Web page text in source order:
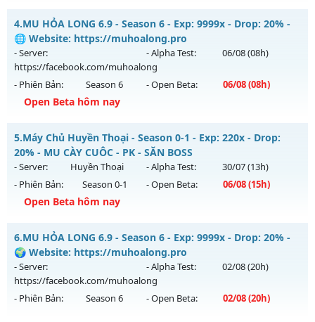
Antihack: PRO
MU HỎA LONG 6.9 - 🌍 Website: https://muhoalong.pro
Mu mới ra tháng 08 2026 - Mở máy chủ
https://facebook.com/muhoalongvào 13h ngày
05/08/2626
Exp: 9999x - Drop: 20%
Kiểu reset: Non Reset
Antihack: XShield
4.MU HỎA LONG 6.9 - Season 6 - Exp: 9999x - Drop: 20% -
🌐 Website: https://muhoalong.pro
- Server:
https://facebook.com/muhoalong
- Alpha Test: 06/08(08h)
- Phiên Bản: Season 6 - Open Beta: 06/08(08h)
Open Beta hôm nay
MU HỎA LONG 6.9 - 🌐 Website: https://muhoalong.pro
Mu mới ra tháng 08 2026 - Mở máy chủ
https://facebook.com/muhoalongvào 08h ngày
06/08/2626
Exp: 9999x - Drop: 20%
Thể loại: Mu Nguyên bản Webzen
Antihack: XShield
5.Máy Chủ Huyền Thoại - Season 0-1 - Exp: 220x - Drop:
20% - MU CÀY CUÔC - PK - SĂN BOSS
- Server: Huyền Thoại - Alpha Test: 30/07(13h)
- Phiên Bản:
Season 0-1 - Open Beta: 06/08(15h)
Open Beta hôm nay
Máy Chủ Huyền Thoại - MU CÀY CUÔC - PK - SĂN BOSS
Mu mới ra tháng 08 2026 - Mở máy chủ
15h ngày 06/08/2626
Exp: 220x - Drop: 20%
6.MU HỎA LONG 6.9 - Season 6 - Exp: 9999x - Drop: 20% -
🌍 Website: https://muhoalong.pro
- Server:
https://facebook.com/muhoalong
- Alpha Test: 02/08(20h)
- Phiên Bản: Season 6 - Open Beta: 02/08(20h)